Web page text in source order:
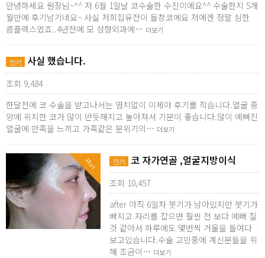
안녕하세요 원장님~^^ 저 6월 1일날 코수술한 수진이에요^^ 수술한지 5개
월만에 후기남기네요~ 사실 저희집유전이 들창코에요 저에겐 정말 심한
콤플렉스였죠..4년전에 모 성형외과에… 더보기
인기 사실 했습니다.
조회 9,484
한달전에 코 수술을 받고나서는 염치없이 이제야 후기를 적습니다.얼굴 중
앙에 위치한 코가 많이 반듯해지고 높아져서 기분이 좋습니다.많이 예뻐진
얼굴에 만족을 느끼고 가족같은 분위기의… 더보기
Hot 인기 코 자가연골 ,얼굴지방이식
조회 10,457
after 아직 6일차 붓기가 남아있지만 붓기가
빠지고 자리를 잡으면 훨씬 전 보다 예뻐 질
것 같아서 하루에도 몇번씩 거울을 들여다
보고있습니다.수술 고민중에 계신분들을 위
해 조금이… 더보기